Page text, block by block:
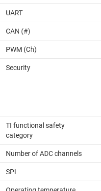
UART
CAN (#)
PWM (Ch)
Security
TI functional safety
category
Number of ADC channels
SPI